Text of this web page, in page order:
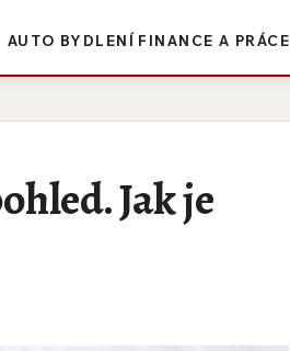
AUTO BYDLENÍ FINANCE A PRÁCE
Jak je